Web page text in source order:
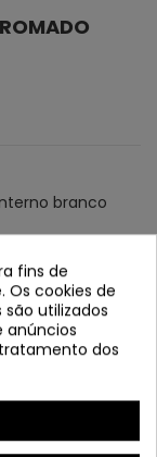
branco
fins de
Os cookies de
utilizados
anúncios
dos